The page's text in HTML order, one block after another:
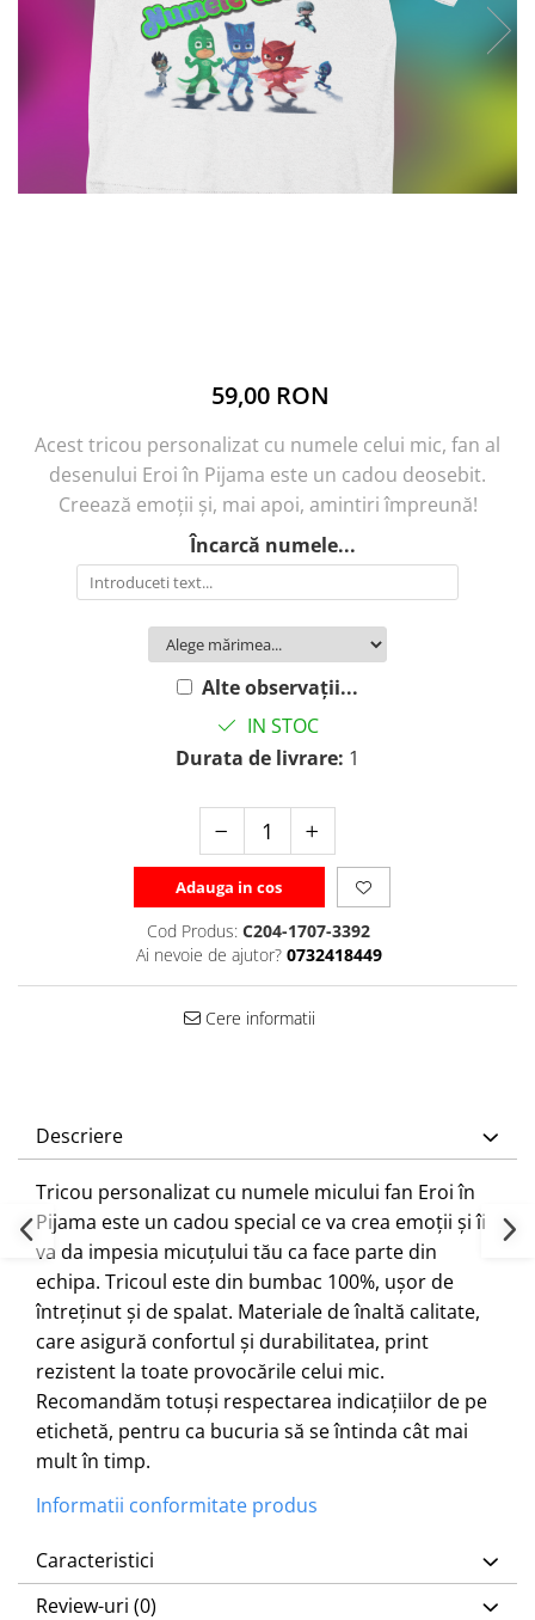
59,00 RON
Acest tricou personalizat cu numele celui mic, fan al
desenului Eroi în Pijama este un cadou deosebit.
Creează emoții și, mai apoi, amintiri împreună!
Încarcă numele...
Alte observații...
IN STOC
Durata de livrare: 1
Adauga in cos
Cod Produs: C204-1707-3392
Ai nevoie de ajutor? 0732418449
Cere informatii
Descriere
Tricou personalizat cu numele micului fan Eroi în
Pijama este un cadou special ce va crea emoții și îi
va da impesia micuțului tău ca face parte din
echipa. Tricoul este din bumbac 100%, ușor de
întreținut și de spalat. Materiale de înaltă calitate,
care asigură confortul și durabilitatea, print
rezistent la toate provocările celui mic.
Recomandăm totuși respectarea indicațiilor de pe
etichetă, pentru ca bucuria să se întinda cât mai
mult în timp.
Informatii conformitate produs
Caracteristici
Review-uri (0)